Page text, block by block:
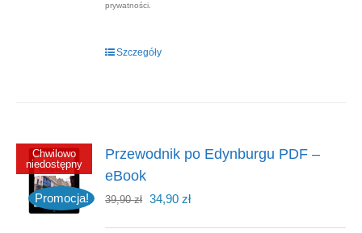
prywatności.
Szczegóły
Chwilowo
niedostępny
Promocja!
Przewodnik po Edynburgu PDF –
eBook
39,90zł Pierwotna
34,90złAktualna